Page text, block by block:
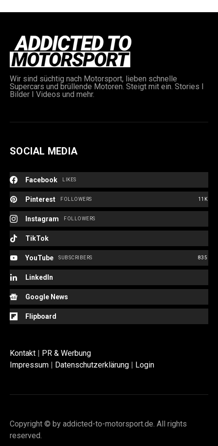
Wir sind süchtig nach Motorsport, lieben schnelle
Supercars und brüllende Motoren. Steigt mit ein. Stories I
Bilder I Videos und mehr.
SOCIAL MEDIA
Facebook LIKES
Pinterest 11K
FOLLOWERS
Instagram FOLLOWERS
TikTok
YouTube 835
SUBSCRIBERS
LinkedIn
Google News
Flipboard
Kontakt
PR & Werbung
Impressum
Datenschutzerklärung Login
Copyright © by addicted-to-motorsport.de. All rights
reserved.